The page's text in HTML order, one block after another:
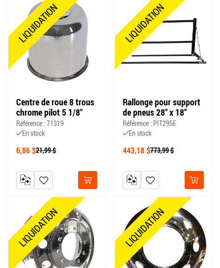
LIQUIDATION
Centre de roue 8 trous
chrome pilot 5 1/8"
Référence : 71319
En stock
6,86 $21,99 $
Acheter
AJOUTER À MA LISTE DE SOUHAITS
AJOUTER AU COMPARATEUR
LIQUIDATION
Rallonge pour support
de pneus 28" x 18"
Référence : PIT295E
En stock
443,18 $773,99 $
Acheter
AJOUTER À MA LISTE DE
AJOUTER AU COMPARATEUR
LIQUIDATION LIQUIDATION